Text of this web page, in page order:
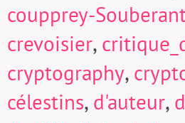
coupprey-
crevoisier,
cryptography,
célestins, d'auteur,